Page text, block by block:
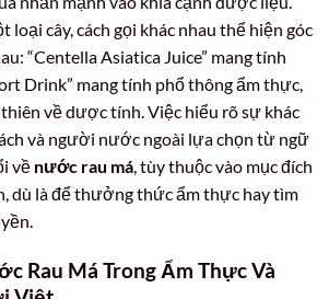
loại cây, cách gọi khác nhau thể hiện góc
“Centella Asiatica Juice” mang tính
Drink” mang tính phổ thông ẩm thực,
thiên về dược tính. Việc hiểu rõ sự khác
và người nước ngoài lựa chọn từ ngữ
về nước rau má , tùy thuộc vào mục đích
dù là để thưởng thức ẩm thực hay tìm
Rau Má Trong Ẩm Thực Và